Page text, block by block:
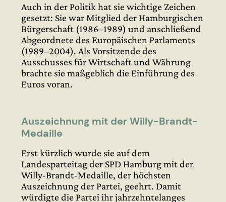
Auch in der Politik hat sie wichtige Zeichen
gesetzt: Sie war Mitglied der Hamburgischen
Bürgerschaft (1986–1989) und anschließend
Abgeordnete des Europäischen Parlaments
(1989–2004). Als Vorsitzende des
Ausschusses für Wirtschaft und Währung
brachte sie maßgeblich die Einführung des
Euros voran.
Auszeichnung mit der Willy-Brandt-
Medaille
Erst kürzlich wurde sie auf dem
Landesparteitag der SPD Hamburg mit der
Willy-Brandt-Medaille, der höchsten
Auszeichnung der Partei, geehrt. Damit
würdigte die Partei ihr jahrzehntelanges